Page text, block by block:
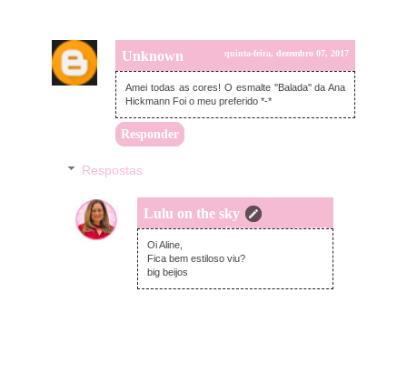
Unknown quinta-feira, dezembro 07, 2017
Amei todas as cores! O esmalte ''Balada'' da Ana
Hickmann Foi o meu preferido *-*
Responder
Respostas
Lulu on the sky
sábado, dezembro 09, 2017
Oi Aline,
Fica bem estiloso viu?
big beijos